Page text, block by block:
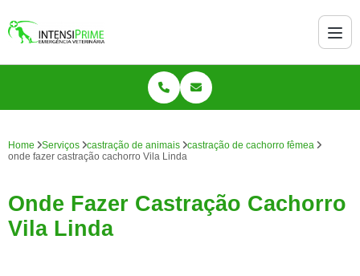
Home Serviços castração de animais
castração de cachorro fêmea
onde fazer castração cachorro Vila Linda
Onde Fazer Castração Cachorro
Vila Linda